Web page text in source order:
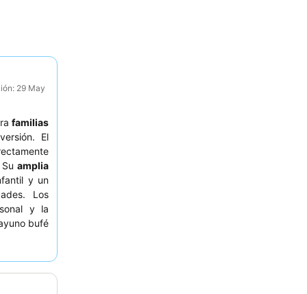
29 May
familias
El
amplia
y un
Los
y la
bufé
una